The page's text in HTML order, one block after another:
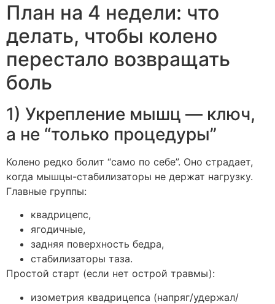
План на 4 недели: что
делать, чтобы колено
перестало возвращать
боль
1) Укрепление мышц — ключ,
а не “только процедуры”
Колено редко болит “само по себе”. Оно страдает,
когда мышцы-стабилизаторы не держат нагрузку.
Главные группы:
квадрицепс,
ягодичные,
задняя поверхность бедра,
стабилизаторы таза.
Простой старт (если нет острой травмы):
изометрия квадрицепса (напряг/удержал/